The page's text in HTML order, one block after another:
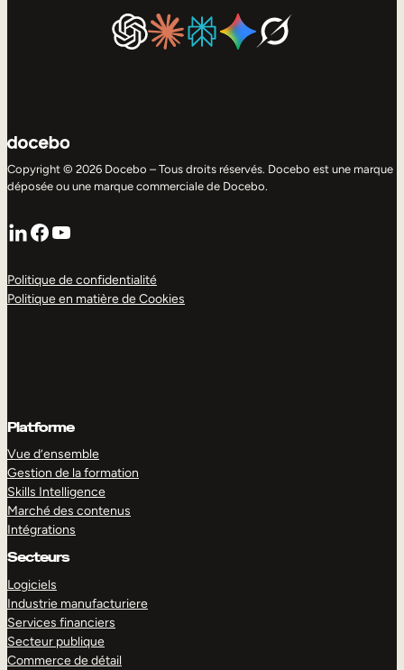
Copyright © 2026 Docebo – Tous droits réservés. Docebo est une marque
déposée ou une marque commerciale de Docebo.
LinkedIn
Facebook
YouTube
Politique de confidentialité
Politique en matière de Cookies
Platforme
Vue d’ensemble
Gestion de la formation
Skills Intelligence
Marché des contenus
Intégrations
Secteurs
Logiciels
Industrie manufacturiere
Services financiers
Secteur publique
Commerce de détail